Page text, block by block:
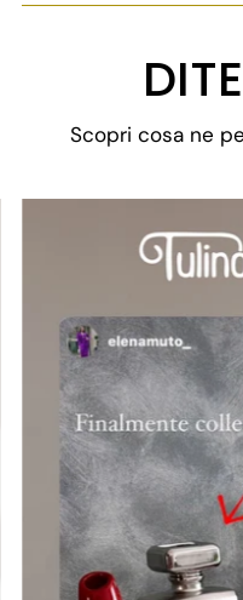
carrello...Scopri cosa ne